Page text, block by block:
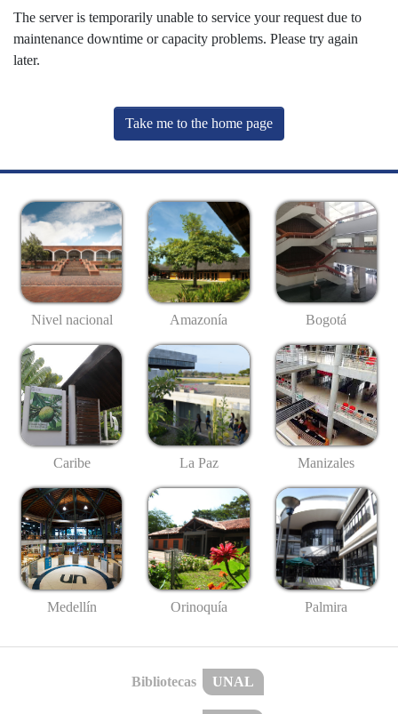
The server is temporarily unable to service your request due to
maintenance downtime or capacity problems. Please try again
later.
Take me to the home page
Nivel nacional Amazonía Bogotá
Caribe La Paz Manizales
Medellín Orinoquía Palmira
Bibliotecas UNAL